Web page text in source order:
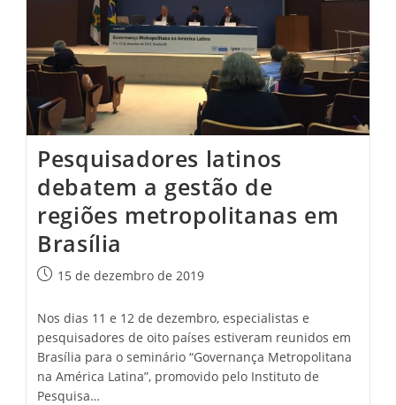
Pesquisadores latinos
debatem a gestão de
regiões metropolitanas em
Brasília
Post15 de dezembro de 2019
Nos dias 11 e 12 de dezembro, especialistas e
pesquisadores de oito países estiveram reunidos em
Brasília para o seminário “Governança Metropolitana
na América Latina”, promovido pelo Instituto de
Pesquisa…